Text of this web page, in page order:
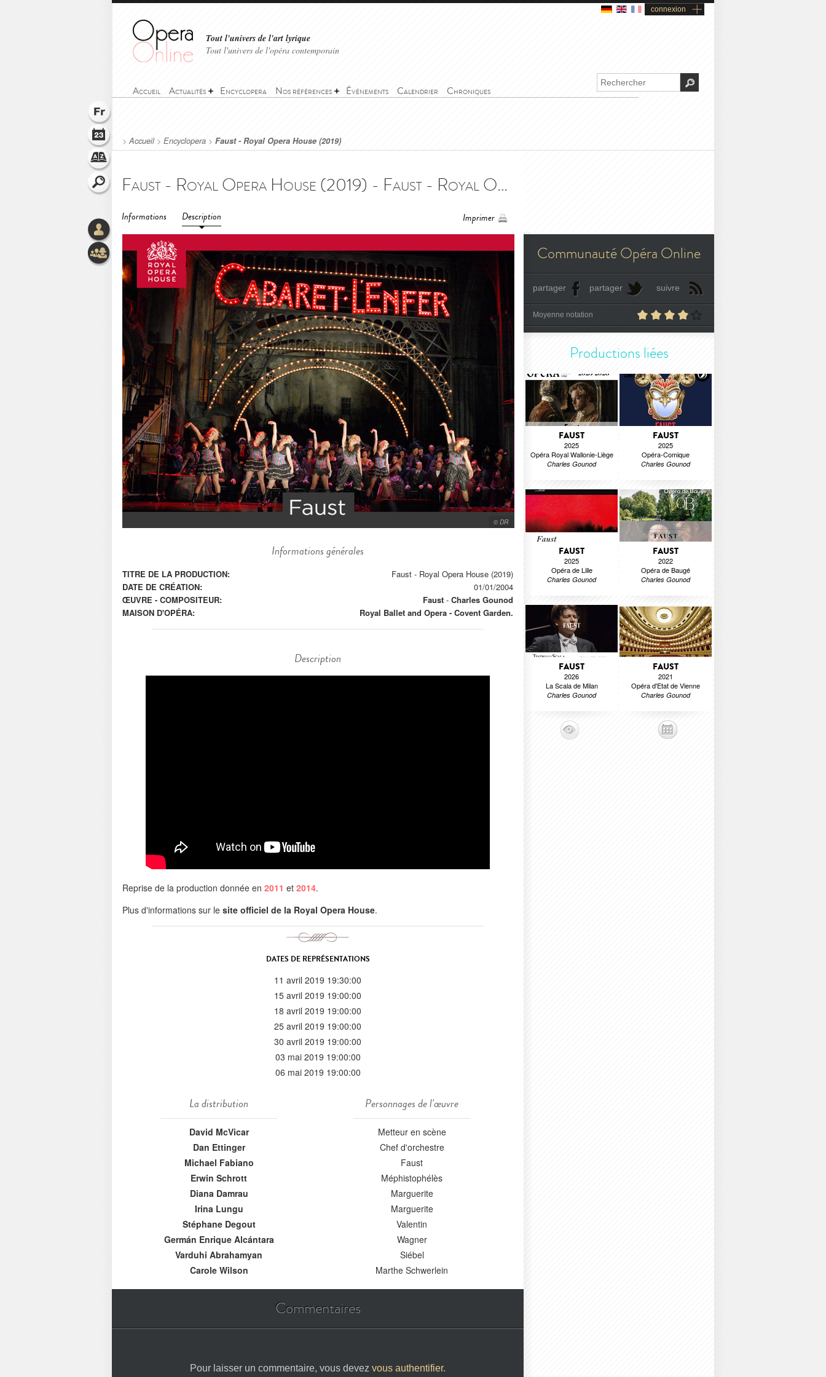
connexion
Tout l'univers de l'art lyrique
Tout l'univers de l'opéra contemporain
Accueil Actualités Encyclopera Nos références Événements Calendrier Chroniques
>Accueil> Encyclopera > Faust - Royal Opera House (2019)
Faust - Royal Opera House (2019) - Faust - Royal Opera House (2019)
Informations Description Imprimer
© DR
Informations générales
TITRE DE LA PRODUCTION:
Faust - Royal Opera House (2019)
DATE DE CRÉATION:
01/01/2004
ŒUVRE - COMPOSITEUR:
Faust - Charles Gounod
MAISON D'OPÉRA:
Royal Ballet and Opera - Covent Garden.
Description
Reprise de la production donnée en 2011 et 2014.
Plus d'informations sur le site officiel de la Royal Opera House.
DATES DE REPRÉSENTATIONS
11 avril 2019 19:30:00
15 avril 2019 19:00:00
18 avril 2019 19:00:00
25 avril 2019 19:00:00
30 avril 2019 19:00:00
03 mai 2019 19:00:00
06 mai 2019 19:00:00
La distribution
David McVicar
Dan Ettinger
Michael Fabiano
Erwin Schrott
Diana Damrau
Irina Lungu
Stéphane Degout
Germán Enrique Alcántara
Varduhi Abrahamyan
Carole Wilson
Personnages de l'œuvre
Metteur en scène
Chef d'orchestre
Faust
Méphistophélès
Marguerite
Marguerite
Valentin
Wagner
Siébel
Marthe Schwerlein
Commentaires
Pour laisser un commentaire, vous devez vous authentifier.
Communauté Opéra Online
partager partager suivre
Moyenne notation
Productions liées
FAUST
2025
Opéra Royal Wallonie-Liège
Charles Gounod
FAUST
2025
Opéra-Comique
Charles Gounod
FAUST
2025
Opéra de Lille
Charles Gounod
FAUST
2022
Opéra de Baugé
Charles Gounod
FAUST
2026
La Scala de Milan
Charles Gounod
FAUST
2021
Opéra d'Etat de Vienne
Charles Gounod